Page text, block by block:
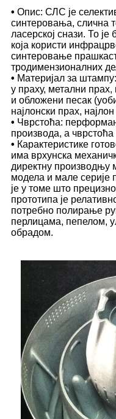
• Опис: СЛС је
синтеровања, слична
ласерској снази. То
која користи
синтеровање
тродимензионалних
• Материјал за
у праху, метални
и обложени песак
најлонски прах,
• Чврстоћа:
производа, а
• Карактеристике
има врхунска
директну производњу
модела и мале серије
је у томе што
прототипа је
потребно полирање
перлицама, пепелом,
обрадом.